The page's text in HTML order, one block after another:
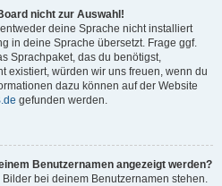
nicht zur Auswahl!
deine Sprache nicht installiert
in deine Sprache übersetzt. Frage ggf.
Sprachpaket, das du benötigst,
existiert, würden wir uns freuen, wenn du
dazu können auf der Website
gefunden werden.
Benutzernamen angezeigt werden?
bei deinem Benutzernamen stehen.